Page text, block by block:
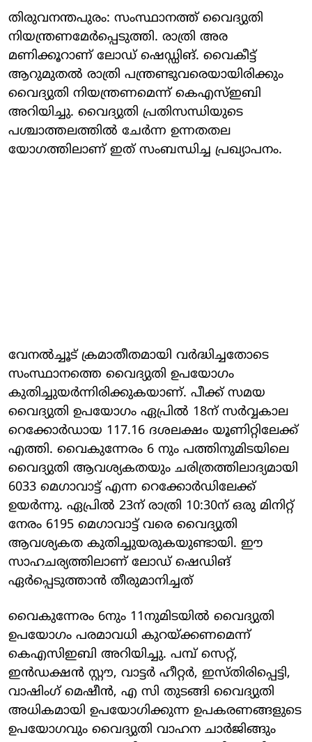
തിരുവനന്തപുരം: സംസ്ഥാനത്ത് വൈദ്യുതി
നിയന്ത്രണമേര്‍പ്പെടുത്തി. രാത്രി അര
മണിക്കൂറാണ് ലോഡ് ഷെഡ്ഡിങ്. വൈകീട്ട്
ആറുമുതല്‍ രാത്രി പന്ത്രണ്ടുവരെയായിരിക്കും
വൈദ്യുതി നിയന്ത്രണമെന്ന് കെഎസ്ഇബി
അറിയിച്ചു. വൈദ്യുതി പ്രതിസന്ധിയുടെ
പശ്ചാത്തലത്തില്‍ ചേര്‍ന്ന ഉന്നതതല
യോഗത്തിലാണ് ഇത് സംബന്ധിച്ച പ്രഖ്യാപനം.
വേനൽച്ചൂട് ക്രമാതീതമായി വർദ്ധിച്ചതോടെ
സംസ്ഥാനത്തെ വൈദ്യുതി ഉപയോഗം
കുതിച്ചുയർന്നിരിക്കുകയാണ്. പീക്ക് സമയ
വൈദ്യുതി ഉപയോഗം ഏപ്രിൽ 18ന് സർവ്വകാല
റെക്കോർഡായ 117.16 ദശലക്ഷം യൂണിറ്റിലേക്ക്
എത്തി. വൈകുന്നേരം 6 നും പത്തിനുമിടയിലെ
വൈദ്യുതി ആവശ്യകതയും ചരിത്രത്തിലാദ്യമായി
6033 മെഗാവാട്ട് എന്ന റെക്കോർഡിലേക്ക്
ഉയർന്നു. ഏപ്രിൽ 23ന് രാത്രി 10:30ന് ഒരു മിനിറ്റ്
നേരം 6195 മെഗാവാട്ട് വരെ വൈദ്യുതി
ആവശ്യകത കുതിച്ചുയരുകയുണ്ടായി. ഈ
സാഹചര്യത്തിലാണ് ലോഡ് ഷെഡിങ്
ഏര്‍പ്പെടുത്താന്‍ തീരുമാനിച്ചത്‌
വൈകുന്നേരം 6നും 11നുമിടയിൽ വൈദ്യുതി
ഉപയോഗം പരമാവധി കുറയ്ക്കണമെന്ന്
കെഎസിഇബി അറിയിച്ചു. പമ്പ് സെറ്റ്,
ഇൻഡക്ഷൻ സ്റ്റൗ, വാട്ടർ ഹീറ്റർ, ഇസ്തിരിപ്പെട്ടി,
വാഷിംഗ് മെഷീൻ, എ സി തുടങ്ങി വൈദ്യുതി
അധികമായി ഉപയോഗിക്കുന്ന ഉപകരണങ്ങളുടെ
ഉപയോഗവും വൈദ്യുതി വാഹന ചാർജിങ്ങും